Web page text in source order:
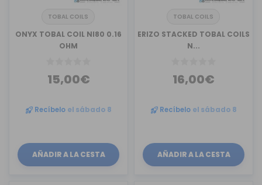
TOBAL COILS
ONYX TOBAL COIL NI80 0.16
OHM
15,00€
Recíbelo el sábado 8
AÑADIR A LA CESTA
TOBAL COILS
ERIZO STACKED TOBAL COILS
N...
16,00€
Recíbelo el sábado 8
AÑADIR A LA CESTA